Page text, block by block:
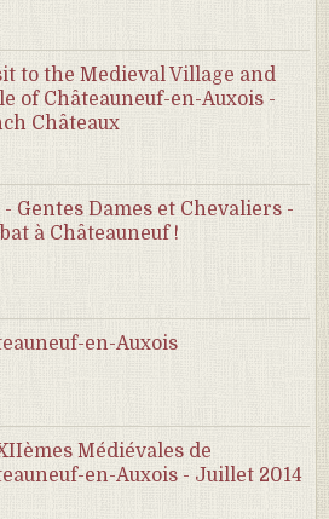
to the Medieval Village and
of Châteauneuf-en-Auxois -
Châteaux
- Gentes Dames et Chevaliers -
à Châteauneuf !
en-Auxois
Médiévales de
en-Auxois - Juillet 2014